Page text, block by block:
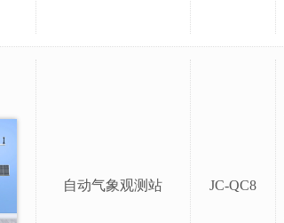
自动气象观测站 JC-QC8